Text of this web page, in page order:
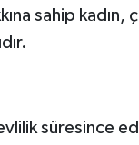
sahip kadın,
süresince